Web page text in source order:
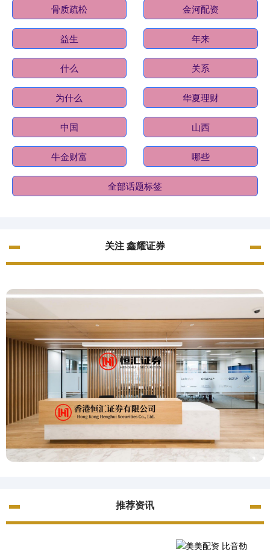
骨质疏松 金河配资
益生 年来
什么 关系
为什么 华夏理财
中国 山西
牛金财富 哪些
全部话题标签
关注 鑫耀证券
推荐资讯